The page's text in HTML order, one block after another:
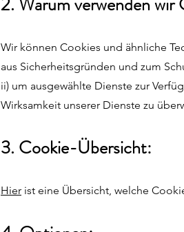
Wir können Cookies und ähnliche
aus Sicherheitsgründen und zum
ii) um ausgewählte Dienste zur
Wirksamkeit unserer Dienste zu
3. Cookie-Übersicht:
Hier ist eine Übersicht, welche